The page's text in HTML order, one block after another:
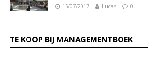
15/07/2017 Lucas 0
TE KOOP BIJ MANAGEMENTBOEK